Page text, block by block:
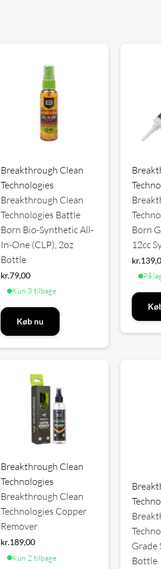
Breakthrough Clean
Technologies
Breakthrough Clean
Technologies Battle
Born Bio-Synthetic All-
In-One (CLP), 2oz
Bottle
kr.79,00
Kun 3 tilbage
Køb nu
Born
12cc
kr.
På
Breakthrough Clean
Technologies
Breakthrough Clean
Technologies Copper
Remover
kr.189,00
Kun 2 tilbage
Grade
Bottle